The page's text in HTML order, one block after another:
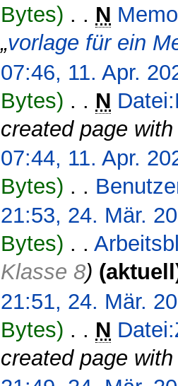
Bytes) . . N
„vorlage für ein
07:46, 11. Apr.
Bytes) . . N
created page
07:44, 11. Apr.
Bytes) . .
21:53, 24. Mär.
Bytes) . .
Klasse 8)
21:51, 24. Mär.
Bytes) . . N
created page